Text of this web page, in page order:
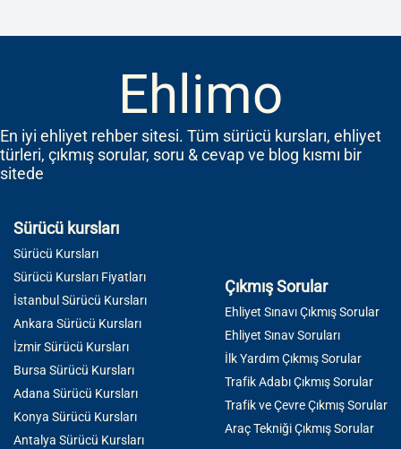
Ehlimo
En iyi ehliyet rehber sitesi. Tüm sürücü kursları, ehliyet
türleri, çıkmış sorular, soru & cevap ve blog kısmı bir
sitede
Sürücü kursları
Sürücü Kursları
Sürücü Kursları Fiyatları
İstanbul Sürücü Kursları
Ankara Sürücü Kursları
İzmir Sürücü Kursları
Bursa Sürücü Kursları
Adana Sürücü Kursları
Konya Sürücü Kursları
Antalya Sürücü Kursları
Çıkmış Sorular
Ehliyet Sınavı Çıkmış Sorular
Ehliyet Sınav Soruları
İlk Yardım Çıkmış Sorular
Trafik Adabı Çıkmış Sorular
Trafik ve Çevre Çıkmış Sorular
Araç Tekniği Çıkmış Sorular